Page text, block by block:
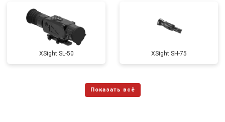
XSight SL-50 XSight SH-75